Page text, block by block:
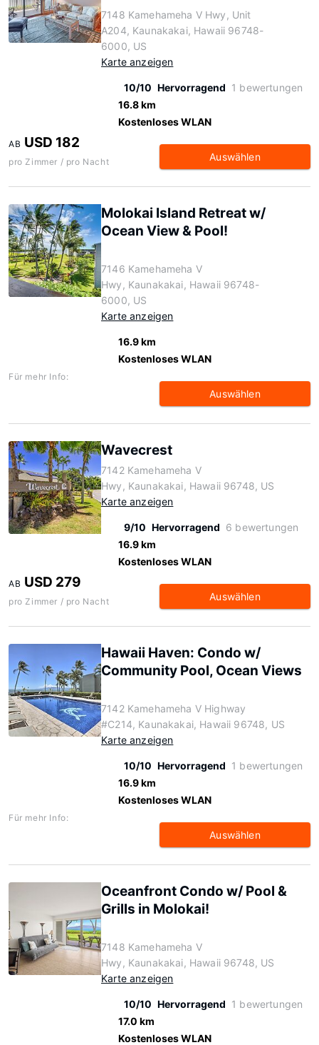
7148 Kamehameha V Hwy, Unit
A204, Kaunakakai, Hawaii 96748-
6000, US
Karte anzeigen
10/10 Hervorragend 1 bewertungen
16.8 km
Kostenloses WLAN
AB USD 182
pro Zimmer / pro Nacht Auswählen
Molokai Island Retreat w/
Ocean View & Pool!
7146 Kamehameha V
Hwy, Kaunakakai, Hawaii 96748-
6000, US
Karte anzeigen
16.9 km
Kostenloses WLAN
Für mehr Info:
Auswählen
Wavecrest
7142 Kamehameha V
Hwy, Kaunakakai, Hawaii 96748, US
Karte anzeigen
9/10 Hervorragend 6 bewertungen
16.9 km
Kostenloses WLAN
AB USD 279
pro Zimmer / pro Nacht Auswählen
Hawaii Haven: Condo w/
Community Pool, Ocean Views
7142 Kamehameha V Highway
#C214, Kaunakakai, Hawaii 96748, US
Karte anzeigen
10/10 Hervorragend 1 bewertungen
16.9 km
Kostenloses WLAN
Für mehr Info:
Auswählen
Oceanfront Condo w/ Pool &
Grills in Molokai!
7148 Kamehameha V
Hwy, Kaunakakai, Hawaii 96748, US
Karte anzeigen
10/10 Hervorragend 1 bewertungen
17.0 km
Kostenloses WLAN